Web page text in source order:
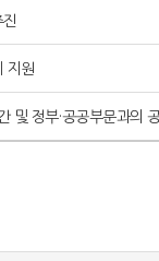
지원
및 정부·공공부문과의